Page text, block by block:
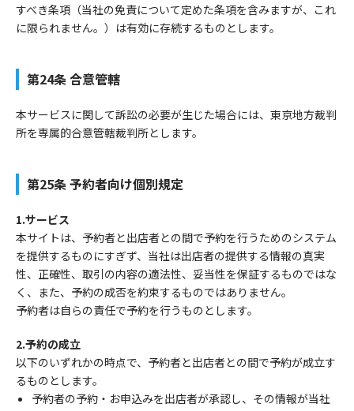
すべき条項（当社の免責について定めた条項を含みますが、これ
に限られません。）は有効に存続するものとします。
第24条 合意管轄
本サービスに関して訴訟の必要が生じた場合には、東京地方裁判
所を専属的合意管轄裁判所とします。
第25条 予約者向け個別規定
1.サービス
本サイトは、予約者と出店者との間で予約を行うためのシステム
を提供するものにすぎず、当社は出店者の提供する情報の真実
性、正確性、取引の内容の適法性、妥当性を保証するものではな
く、また、予約の成否を約束するものではありません。
予約者は自らの責任で予約を行うものとします。
2.予約の成立
以下のいずれかの時点で、予約者と出店者との間で予約が成立す
るものとします。
予約者の予約・お申込みを出店者が承認し、その情報が当社